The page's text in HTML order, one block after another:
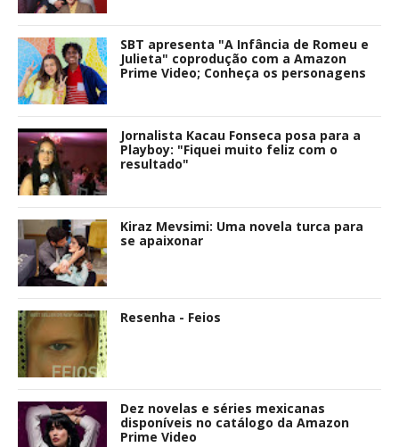
SBT apresenta "A Infância de Romeu e
Julieta" coprodução com a Amazon
Prime Video; Conheça os personagens
Jornalista Kacau Fonseca posa para a
Playboy: "Fiquei muito feliz com o
resultado"
Kiraz Mevsimi: Uma novela turca para
se apaixonar
Resenha - Feios
Dez novelas e séries mexicanas
disponíveis no catálogo da Amazon
Prime Video